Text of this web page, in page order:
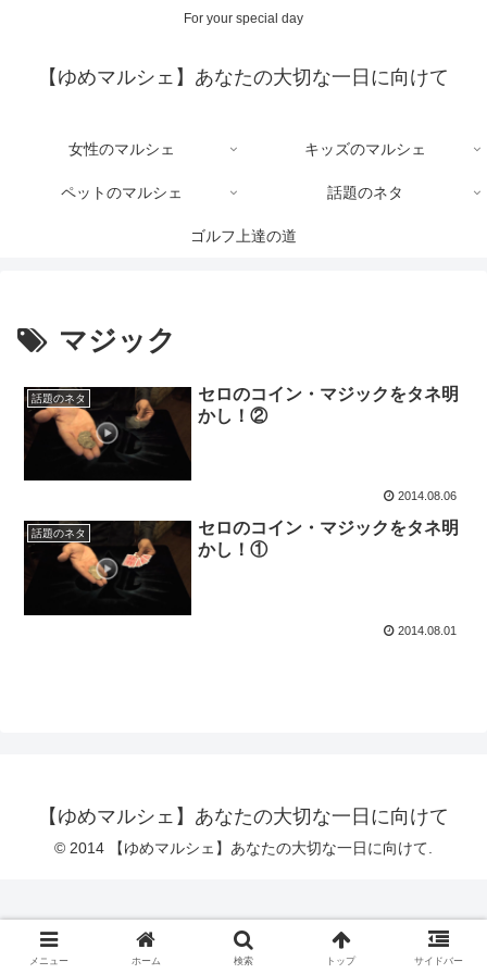
For your special day
【ゆめマルシェ】あなたの大切な一日に向けて
女性のマルシェ キッズのマルシェ
ペットのマルシェ 話題のネタ
ゴルフ上達の道
マジック
話題のネタ
セロのコイン・マジックをタネ明
かし！②
2014.08.06
話題のネタ
セロのコイン・マジックをタネ明
かし！①
2014.08.01
【ゆめマルシェ】あなたの大切な一日に向けて
© 2014 【ゆめマルシェ】あなたの大切な一日に向けて.
メニュー ホーム 検索 トップ サイドバー